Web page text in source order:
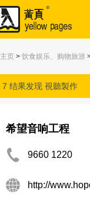
主页 > 饮食娱乐、购物旅游
7 结果发现 視聽製作
希望音响工程
9660 1220
http://